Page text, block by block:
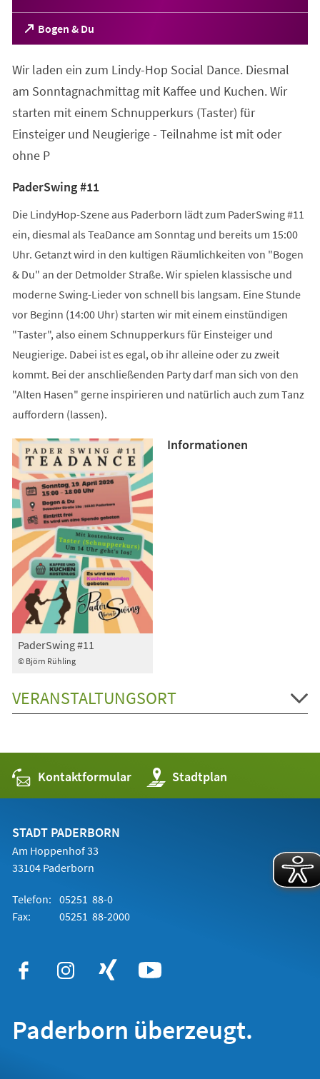
Bogen & Du
(Öffnet
in
neuen
Tab)
Wir laden ein zum Lindy-Hop Social Dance. Diesmal
am Sonntagnachmittag mit Kaffee und Kuchen. Wir
starten mit einem Schnupperkurs (Taster) für
Einsteiger und Neugierige - Teilnahme ist mit oder
ohne P
PaderSwing #11
Die LindyHop-Szene aus Paderborn lädt zum PaderSwing #11
ein, diesmal als TeaDance am Sonntag und bereits um 15:00
Uhr. Getanzt wird in den kultigen Räumlichkeiten von "Bogen
& Du" an der Detmolder Straße. Wir spielen klassische und
moderne Swing-Lieder von schnell bis langsam. Eine Stunde
vor Beginn (14:00 Uhr) starten wir mit einem einstündigen
"Taster", also einem Schnupperkurs für Einsteiger und
Neugierige. Dabei ist es egal, ob ihr alleine oder zu zweit
kommt. Bei der anschließenden Party darf man sich von den
"Alten Hasen" gerne inspirieren und natürlich auch zum Tanz
auffordern (lassen).
© Björn Rühling
PaderSwing #11
Informationen
VERANSTALTUNGSORT
Kontaktformular Stadtplan
(Öffnet
in
einem
STADT PADERBORN
Am Hoppenhof 33
33104 Paderborn
Telefon: 05251 88-0
Fax:
05251 88-2000
Paderborn überzeugt.